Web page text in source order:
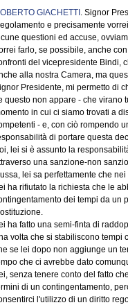
GIACHETTI . Signor
e precisamente
questioni ed accuse,
farlo, se possibile, anche
del vicepresidente Bindi,
alla nostra Camera, ma
Presidente, mi permetto di
questo non appare - che virano
in cui ci siamo trovati a
- e, con ciò rompendo
di portare questa
lei si è assunto la
una sanzione-non
lei sa perfettamente che
ha rifiutato la richiesta che le
dei tempi da un
ha fatto una semi-finta di
volta che si stabiliscono tempi
se lei dopo non aggiunge un
che ci avrebbe dato
senza tenere conto del fatto
di un contingentamento,
l'utilizzo di un diritto